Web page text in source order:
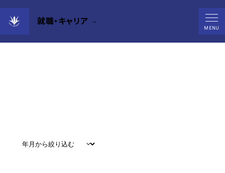
就職・キャリア
MENU
News